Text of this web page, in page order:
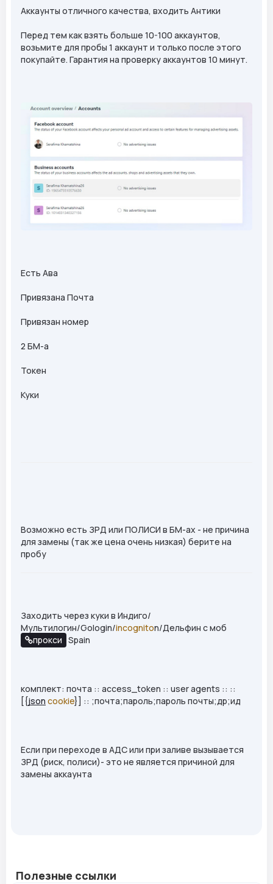
Аккаунты отличного качества, входить Антики
Перед тем как взять больше 10-100 аккаунтов,
возьмите для пробы 1 аккаунт и только после этого
покупайте. Гарантия на проверку аккаунтов 10 минут.
Есть Ава
Привязана Почта
Привязан номер
2 БМ-а
Токен
Куки
Возможно есть ЗРД или ПОЛИСИ в БМ-ах - не причина
для замены (так же цена очень низкая) берите на
пробу
Заходить через куки в Индиго/
Мультилогин/Gologin/incogniton/Дельфин с моб
прокси Spain
комплект: почта :: access_token :: user agents :: ::
[{json cookie}] :: ;почта;пароль;пароль почты;др;ид
Если при переходе в АДС или при заливе вызывается
ЗРД (риск, полиси)- это не является причиной для
замены аккаунта
Полезные ссылки